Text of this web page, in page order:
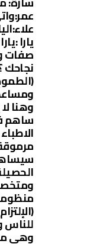
يارا
صفات
نجاحك
وهنا
ساهم
للناس
وهي